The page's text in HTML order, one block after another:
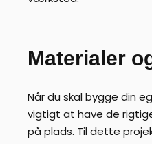
Materialer
Når du skal bygge din
vigtigt at have de
på plads. Til dette